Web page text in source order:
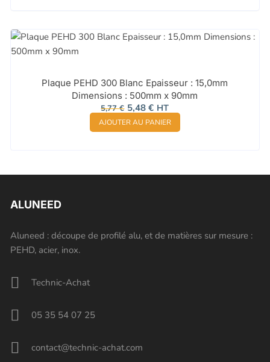
Plaque PEHD 300 Blanc Epaisseur : 15,0mm
Dimensions : 500mm x 90mm
5,77€ Le
prix
initial
était :
5,48€Le
prix
actuel
est :
HT
AJOUTER AU PANIER
ALUNEED
Aluneed : découpe de profilé alu, et de matières sur mesure :
PEHD, acier, inox.
Technic-Achat
05 35 54 07 25
contact@technic-achat.com